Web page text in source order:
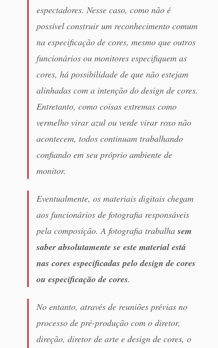
espectadores. Nesse caso, como não é
possível construir um reconhecimento comum
na especificação de cores, mesmo que outros
funcionários ou monitores especifiquem as
cores, há possibilidade de que não estejam
alinhadas com a intenção do design de cores.
Entretanto, como coisas extremas como
vermelho virar azul ou verde virar roxo não
acontecem, todos continuam trabalhando
confiando em seu próprio ambiente de
monitor.
Eventualmente, os materiais digitais chegam
aos funcionários de fotografia responsáveis
pela composição. A fotografia trabalhasem
saber absolutamente se este material está
nas cores especificadas pelo design de cores
ou especificação de cores.
No entanto, através de reuniões prévias no
processo de pré-produção com o diretor,
direção, diretor de arte e design de cores, o